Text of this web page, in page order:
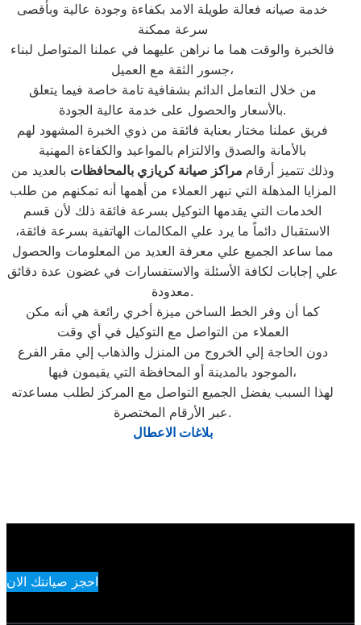
خدمة صيانه فعالة طويلة الامد بكفاءة وجودة عالية وبأقصى
سرعة ممكنة
فالخبرة والوقت هما ما نراهن عليهما في عملنا المتواصل لبناء
جسور الثقة مع العميل،
من خلال التعامل الدائم بشفافية تامة خاصة فيما يتعلق
بالأسعار والحصول على خدمة عالية الجودة.
فريق عملنا مختار بعناية فائقة من ذوي الخبرة المشهود لهم
بالأمانة والصدق والالتزام بالمواعيد والكفاءة المهنية
وذلك تتميز أرقام مراكز صيانة كريازي بالمحافظات بالعديد من
المزايا المذهلة التي تبهر العملاء من أهمها أنه تمكنهم من طلب
الخدمات التي يقدمها التوكيل بسرعة فائقة ذلك لأن قسم
الاستقبال دائماً ما يرد علي المكالمات الهاتفية بسرعة فائقة،
مما ساعد الجميع علي معرفة العديد من المعلومات والحصول
علي إجابات لكافة الأسئلة والاستفسارات في غضون عدة دقائق
معدودة.
كما أن وفر الخط الساخن ميزة أخري رائعة هي أنه مكن
العملاء من التواصل مع التوكيل في أي وقت
دون الحاجة إلي الخروج من المنزل والذهاب إلي مقر الفرع
الموجود بالمدينة أو المحافظة التي يقيمون فيها،
لهذا السبب يفضل الجميع التواصل مع المركز لطلب مساعدته
عبر الأرقام المختصرة.
بلاغات الاعطال
احجز صيانتك الان